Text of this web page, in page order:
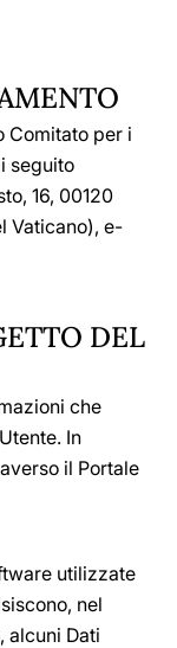
Comitato per i
seguito
16, 00120
Vaticano), e-
DEL
che
In
il Portale
utilizzate
nel
alcuni Dati